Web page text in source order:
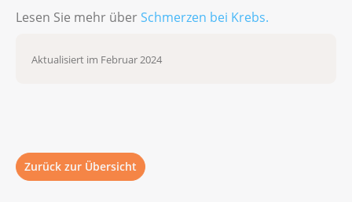
Lesen Sie mehr über Schmerzen bei Krebs.
Aktualisiert im Februar 2024
Zurück zur Übersicht